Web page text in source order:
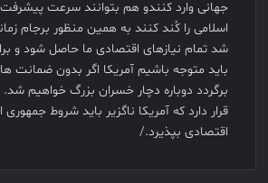
جهانی وارد کنندو هم بتوانند سرعت
اسلامی را کُند کنند به همین منظور برجام
شد تمام نیازهای اقتصادی ما حاصل شود و
باید متوجه باشیم آمریکا اگر بدون ضمانت
برگردد دوباره دچار خسران بزرگ خواهیم شد.
قرار دارد که آمریکا ناگزیر باید شروط جمهوری
اقتصادی بپذیرد./